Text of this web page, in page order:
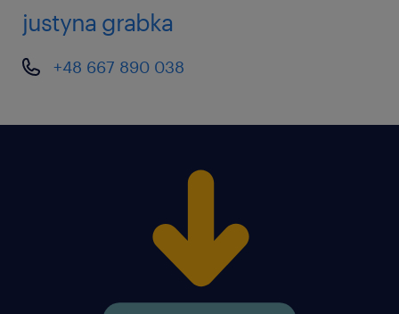
justyna grabka
+48 667 890 038